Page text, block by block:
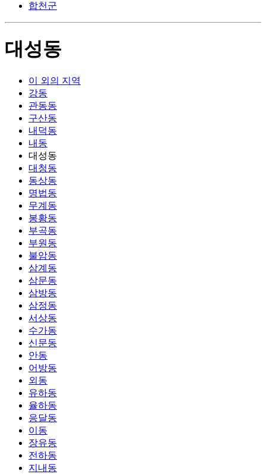
합천군
대성동
이 외의 지역
강동
관동동
구산동
내덕동
내동
대성동
대청동
동상동
명법동
무계동
봉황동
부곡동
부원동
불암동
삼계동
삼문동
삼방동
삼정동
서상동
수가동
신문동
안동
어방동
외동
유하동
율하동
응달동
이동
장유동
전하동
지내동